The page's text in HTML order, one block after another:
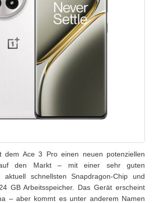
dem Ace 3 Pro einen neuen potenziellen
auf den Markt – mit einer sehr guten
aktuell schnellsten Snapdragon-Chip und
GB Arbeitsspeicher. Das Gerät erscheint
– aber kommt es unter anderem Namen